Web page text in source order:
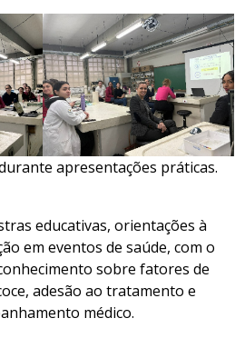
apresentações práticas.
educativas, orientações à
em eventos de saúde, com o
sobre fatores de
adesão ao tratamento e
médico.